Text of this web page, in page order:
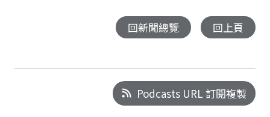
回新聞總覽 回上頁
Podcasts URL 訂閱複製